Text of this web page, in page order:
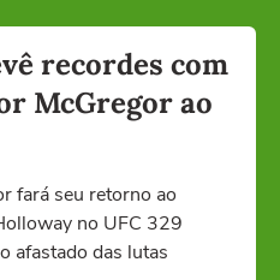
recordes com
McGregor ao
fará seu retorno ao
no UFC 329
afastado das lutas